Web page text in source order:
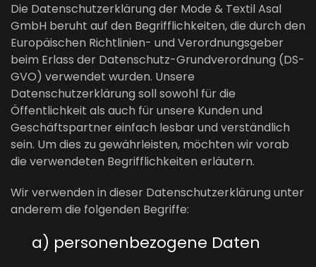
Die Datenschutzerklärung der Mode & Textil Asal
GmbH beruht auf den Begrifflichkeiten, die durch den
Europäischen Richtlinien- und Verordnungsgeber
beim Erlass der Datenschutz-Grundverordnung (DS-
GVO) verwendet wurden. Unsere
Datenschutzerklärung soll sowohl für die
Öffentlichkeit als auch für unsere Kunden und
Geschäftspartner einfach lesbar und verständlich
sein. Um dies zu gewährleisten, möchten wir vorab
die verwendeten Begrifflichkeiten erläutern.
Wir verwenden in dieser Datenschutzerklärung unter
anderem die folgenden Begriffe:
a) personenbezogene Daten